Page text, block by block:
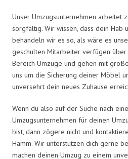
Unser Umzugsunternehmen arbeitet
sorgfältig. Wir wissen, dass dein Hab
behandeln wir es so, als wäre es
geschulten Mitarbeiter verfügen
Bereich Umzüge und gehen mit
uns um die Sicherung deiner Möbel
unversehrt dein neues Zuhause
Wenn du also auf der Suche nach
Umzugsunternehmen für deinen
bist, dann zögere nicht und
Hamm. Wir unterstützen dich gerne
machen deinen Umzug zu einem